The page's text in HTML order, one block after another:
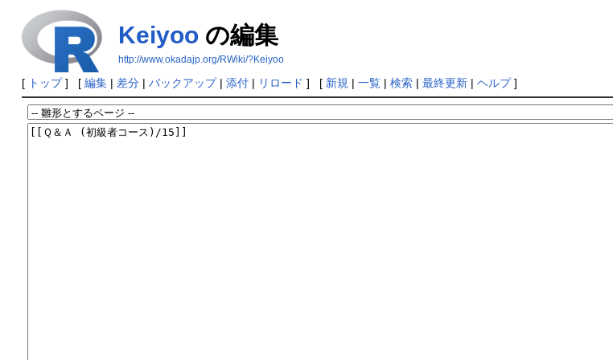
Keiyooの編集
http://www.okadajp.org/RWiki/?Keiyoo
[ トップ] [ 編集| 差分| バックアップ| 添付| リロード ] [ 新規 | 一覧| 検索| 最終更新| ヘルプ]